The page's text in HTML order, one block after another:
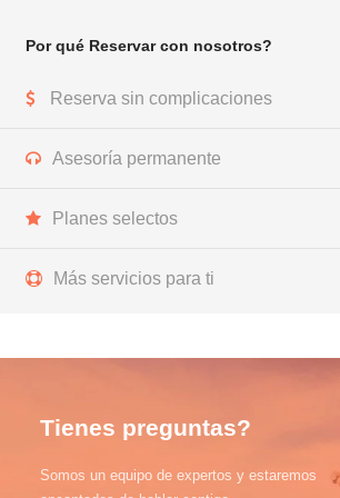
Por qué Reservar con nosotros?
Reserva sin complicaciones
Asesoría permanente
Planes selectos
Más servicios para ti
Tienes preguntas?
Somos un equipo de expertos y estaremos